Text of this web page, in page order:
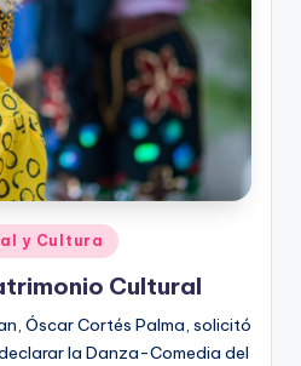
y Cultura
Cultural
Óscar Cortés Palma, solicitó
la Danza-Comedia del